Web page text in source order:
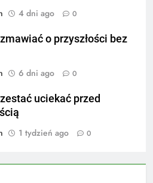
4 dni ago 0
o przyszłości bez
6 dni ago 0
uciekać przed
1 tydzień ago 0